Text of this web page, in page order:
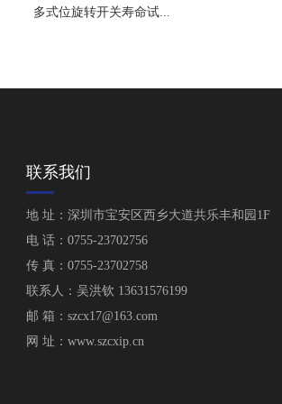
大功率电器附件电源负...
联系我们
地 址：深圳市宝安区西乡大道共乐丰和园1F
电 话：0755-23702756
传 真：0755-23702758
联系人：吴洪钦 13631576199
邮 箱：szcx17@163.com
网 址：www.szcxip.cn